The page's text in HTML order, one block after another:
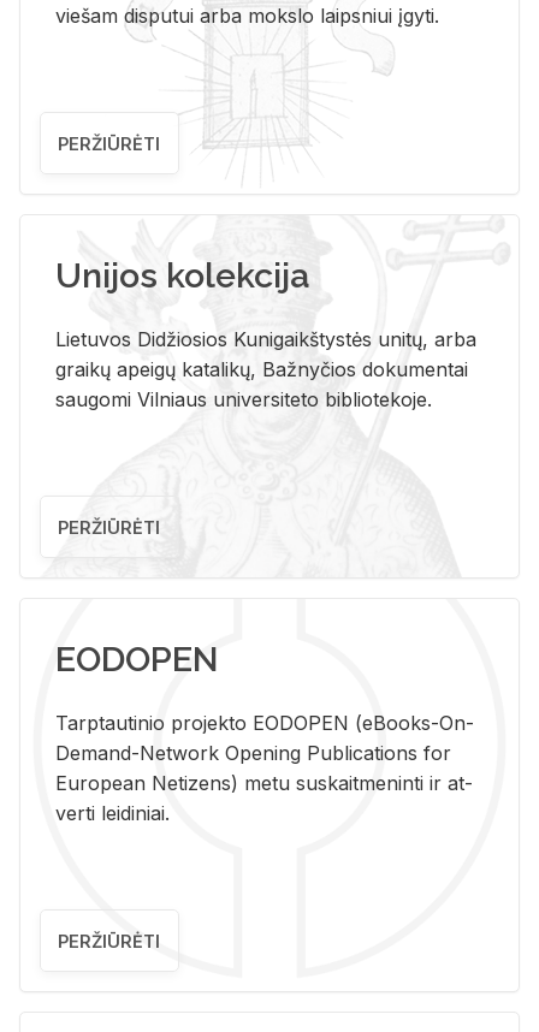
viešam disputui arba mokslo laipsniui įgyti.
PERŽIŪRĖTI
Unijos kolekcija
Lietuvos Didžiosios Kunigaikštystės unitų, arba
graikų apeigų katalikų, Bažnyčios dokumentai
saugomi Vilniaus universiteto bibliotekoje.
PERŽIŪRĖTI
EODOPEN
Tarp­tau­ti­nio pro­jek­to EO­DO­PEN (eBo­oks-On-
De­mand-Ne­twork Ope­ning Pub­li­ca­tions for
Eu­ro­pe­an Ne­ti­zens) metu su­skait­me­nin­ti ir at­
ver­ti lei­di­niai.
PERŽIŪRĖTI